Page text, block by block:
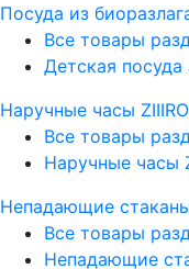
Посуда из
Все товары
Детская посуда
Наручные часы ZIIIRO
Все товары
Наручные часы
Непадающие
Все товары
Непадающие